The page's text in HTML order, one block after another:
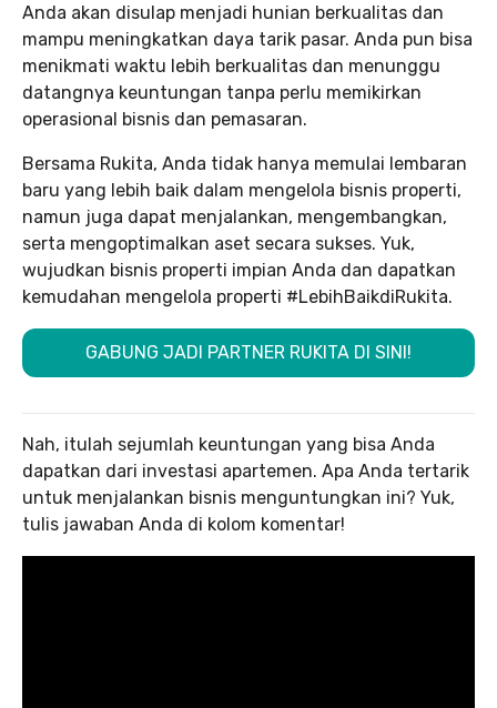
Anda akan disulap menjadi hunian berkualitas dan
mampu meningkatkan daya tarik pasar. Anda pun bisa
menikmati waktu lebih berkualitas dan menunggu
datangnya keuntungan tanpa perlu memikirkan
operasional bisnis dan pemasaran.
Bersama Rukita, Anda tidak hanya memulai lembaran
baru yang lebih baik dalam mengelola bisnis properti,
namun juga dapat menjalankan, mengembangkan,
serta mengoptimalkan aset secara sukses. Yuk,
wujudkan bisnis properti impian Anda dan dapatkan
kemudahan mengelola properti #LebihBaikdiRukita.
GABUNG JADI PARTNER RUKITA DI SINI!
Nah, itulah sejumlah keuntungan yang bisa Anda
dapatkan dari investasi apartemen. Apa Anda tertarik
untuk menjalankan bisnis menguntungkan ini? Yuk,
tulis jawaban Anda di kolom komentar!